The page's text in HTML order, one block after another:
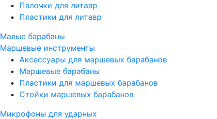
Палочки для литавр
Пластики для литавр
Малые барабаны
Маршевые инструменты
Аксессуары для маршевых барабанов
Маршевые барабаны
Пластики для маршевых барабанов
Стойки маршевых барабанов
Микрофоны для ударных